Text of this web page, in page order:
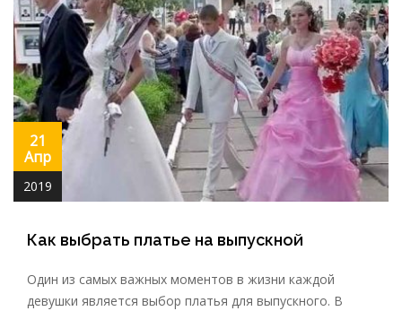
21
Апр
2019
Как выбрать платье на выпускной
Один из самых важных моментов в жизни каждой
девушки является выбор платья для выпускного. В